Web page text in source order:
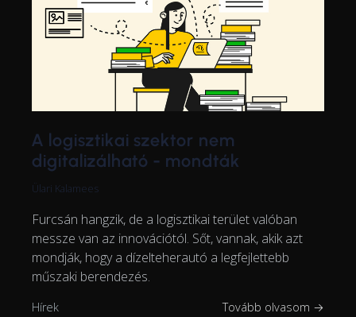
A logisztikai szektor nem
digitalizálható - mondták
Ülari Kalamees
Furcsán hangzik, de a logisztikai terület valóban
messze van az innovációtól. Sőt, vannak, akik azt
mondják, hogy a dízelteherautó a legfejlettebb
műszaki berendezés.
Hírek Tovább olvasom →